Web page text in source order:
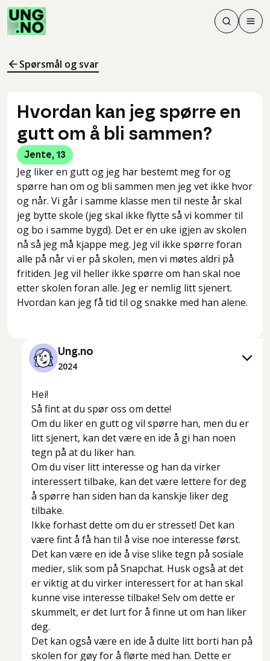
Søk
Søk
Meny
Spørsmål og svar
Hvordan kan jeg spørre en
gutt om å bli sammen?
Jente, 13
Jeg liker en gutt og jeg har bestemt meg for og
spørre han om og bli sammen men jeg vet ikke hvor
og når. Vi går i samme klasse men til neste år skal
jeg bytte skole (jeg skal ikke flytte så vi kommer til
og bo i samme bygd). Det er en uke igjen av skolen
nå så jeg må kjappe meg. Jeg vil ikke spørre foran
alle på når vi er på skolen, men vi møtes aldri på
fritiden. Jeg vil heller ikke spørre om han skal noe
etter skolen foran alle. Jeg er nemlig litt sjenert.
Hvordan kan jeg få tid til og snakke med han alene.
Ung.no
2024
Hei!
Så fint at du spør oss om dette!
Om du liker en gutt og vil spørre han, men du er
litt sjenert, kan det være en ide å gi han noen
tegn på at du liker han.
Om du viser litt interesse og han da virker
interessert tilbake, kan det være lettere for deg
å spørre han siden han da kanskje liker deg
tilbake.
Ikke forhast dette om du er stresset! Det kan
være fint å få han til å vise noe interesse først.
Det kan være en ide å vise slike tegn på sosiale
medier, slik som på Snapchat. Husk også at det
er viktig at du virker interessert for at han skal
kunne vise interesse tilbake! Selv om dette er
skummelt, er det lurt for å finne ut om han liker
deg.
Det kan også være en ide å dulte litt borti han på
skolen for gøy for å flørte med han. Dette er